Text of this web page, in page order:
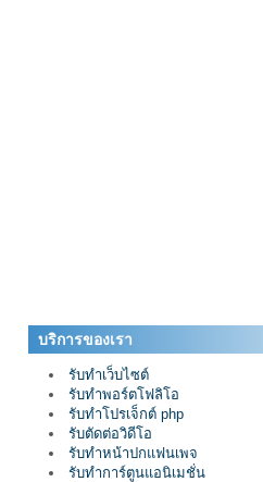
บริการของเรา
รับทำเว็บไซต์
รับทำพอร์ตโฟลิโอ
รับทำโปรเจ็กต์ php
รับตัดต่อวิดีโอ
รับทำหน้าปกแฟนเพจ
รับทำการ์ตูนแอนิเมชั่น